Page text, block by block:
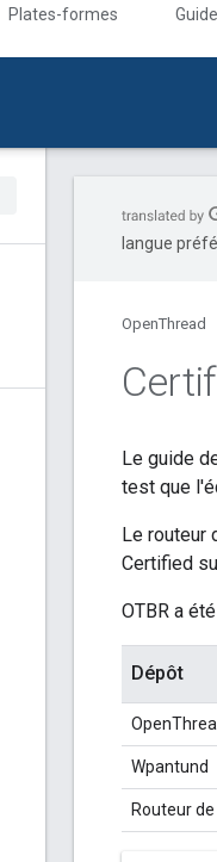
Plates-formes
langue
OpenThread
Le guide
test que
Le routeur
Certified
OTBR a
Dépôt
Wpantund
Routeur